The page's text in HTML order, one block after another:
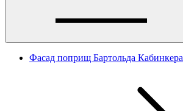
Фасад поприщ Бартольда Кабинкера